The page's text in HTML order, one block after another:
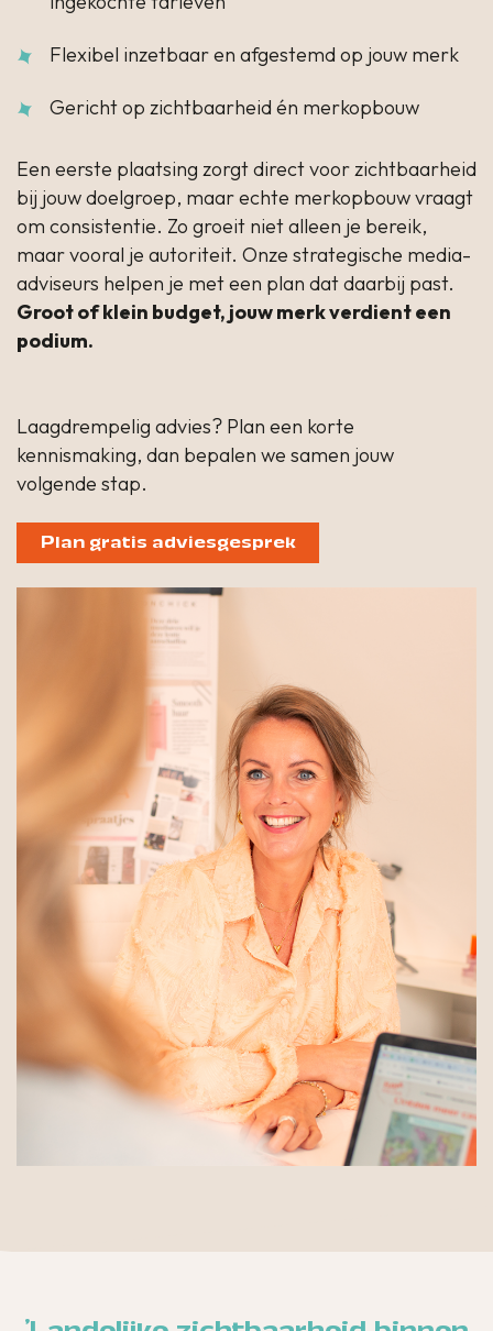
Flexibel inzetbaar en afgestemd op jouw merk
Gericht op zichtbaarheid én merkopbouw
Een eerste plaatsing zorgt direct voor zichtbaarheid
bij jouw doelgroep, maar echte merkopbouw vraagt
om consistentie. Zo groeit niet alleen je bereik,
maar vooral je autoriteit. Onze strategische media-
adviseurs helpen je met een plan dat daarbij past.
Groot of klein budget, jouw merk verdient een
podium.
Laagdrempelig advies? Plan een korte
kennismaking, dan bepalen we samen jouw
volgende stap.
Plan gratis adviesgesprek